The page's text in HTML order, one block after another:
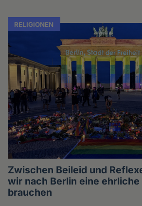
RELIGIONEN
Zwischen Beileid und
wir nach Berlin eine
brauchen